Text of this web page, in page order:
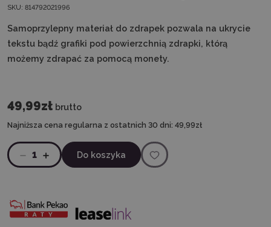
SKU: 814792021996
Samoprzylepny materiał do zdrapek pozwala na ukrycie
tekstu bądź grafiki pod powierzchnią zdrapki, którą
możemy zdrapać za pomocą monety.
49,99zł brutto
Najniższa cena regularna z ostatnich 30 dni: 49,99zł
1 Do koszyka